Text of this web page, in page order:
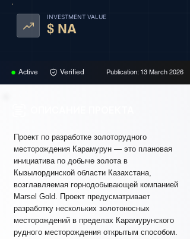
INVESTMENT VALUE
$ NA
Active Verified Publication: 13 March 2026
Проект по разработке золоторудного
месторождения Карамурун — это плановая
инициатива по добыче золота в
Кызылординской области Казахстана,
возглавляемая горнодобывающей компанией
Marsel Gold. Проект предусматривает
разработку нескольких золотоносных
месторождений в пределах Карамурунского
рудного месторождения открытым способом.